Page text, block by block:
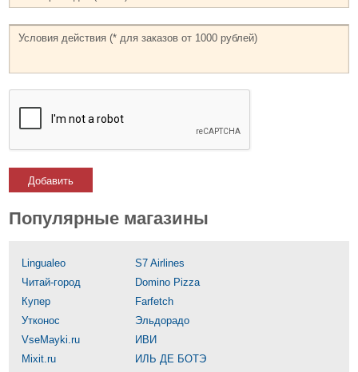
Добавить
Популярные магазины
Lingualeo
S7 Airlines
Читай-город
Domino Pizza
Купер
Farfetch
Утконос
Эльдорадо
VseMayki.ru
ИВИ
Mixit.ru
ИЛЬ ДЕ БОТЭ